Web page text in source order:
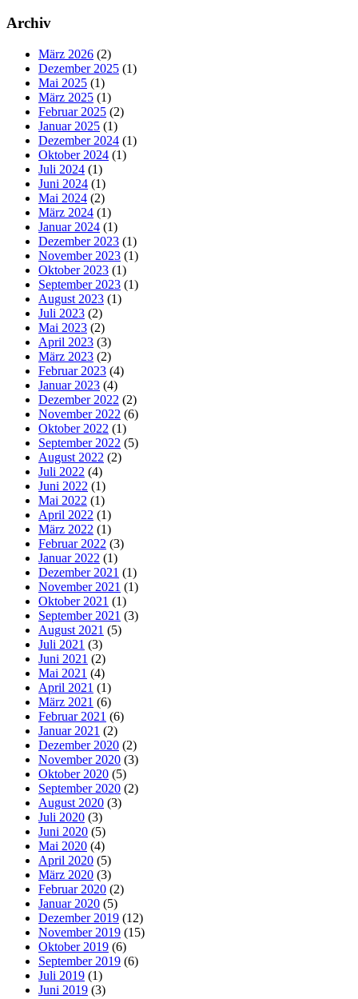
Archiv
März 2026 (2)
Dezember 2025 (1)
Mai 2025 (1)
März 2025 (1)
Februar 2025 (2)
Januar 2025 (1)
Dezember 2024 (1)
Oktober 2024 (1)
Juli 2024 (1)
Juni 2024 (1)
Mai 2024 (2)
März 2024 (1)
Januar 2024 (1)
Dezember 2023 (1)
November 2023 (1)
Oktober 2023 (1)
September 2023 (1)
August 2023 (1)
Juli 2023 (2)
Mai 2023 (2)
April 2023 (3)
März 2023 (2)
Februar 2023 (4)
Januar 2023 (4)
Dezember 2022 (2)
November 2022 (6)
Oktober 2022 (1)
September 2022 (5)
August 2022 (2)
Juli 2022 (4)
Juni 2022 (1)
Mai 2022 (1)
April 2022 (1)
März 2022 (1)
Februar 2022 (3)
Januar 2022 (1)
Dezember 2021 (1)
November 2021 (1)
Oktober 2021 (1)
September 2021 (3)
August 2021 (5)
Juli 2021 (3)
Juni 2021 (2)
Mai 2021 (4)
April 2021 (1)
März 2021 (6)
Februar 2021 (6)
Januar 2021 (2)
Dezember 2020 (2)
November 2020 (3)
Oktober 2020 (5)
September 2020 (2)
August 2020 (3)
Juli 2020 (3)
Juni 2020 (5)
Mai 2020 (4)
April 2020 (5)
März 2020 (3)
Februar 2020 (2)
Januar 2020 (5)
Dezember 2019 (12)
November 2019 (15)
Oktober 2019 (6)
September 2019 (6)
Juli 2019 (1)
Juni 2019 (3)